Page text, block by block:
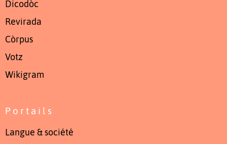
Dicodòc
Revirada
Còrpus
Votz
Wikigram
Portails
Langue & société